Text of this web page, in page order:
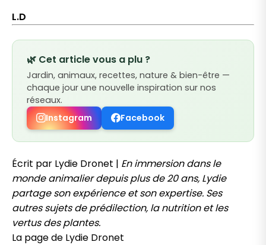
L.D
🌿 Cet article vous a plu ?
Jardin, animaux, recettes, nature & bien-être —
chaque jour une nouvelle inspiration sur nos
réseaux.
Instagram
Facebook
Écrit par Lydie Dronet | En immersion dans le
monde animalier depuis plus de 20 ans, Lydie
partage son expérience et son expertise. Ses
autres sujets de prédilection, la nutrition et les
vertus des plantes.
La page de Lydie Dronet